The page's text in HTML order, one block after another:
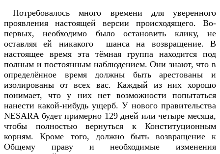
Потребовалось много времени для уверенного
проявления настоящей версии происходящего. Во-
первых, необходимо было остановить клику, не
оставляя ей никакого шанса на возвращение. В
настоящее время эта тёмная группа находится под
полным и постоянным наблюдением. Они знают, что в
определённое время должны быть арестованы и
изолированы от всех вас. Каждый из них хорошо
понимает, что у них нет возможности попытаться
нанести какой-нибудь ущерб. У нового правительства
NESARA будет примерно 129 дней или четыре месяца,
чтобы полностью вернуться к Конституционным
корням. Кроме того, должно быть возвращение к
Общему праву и необходимые изменения